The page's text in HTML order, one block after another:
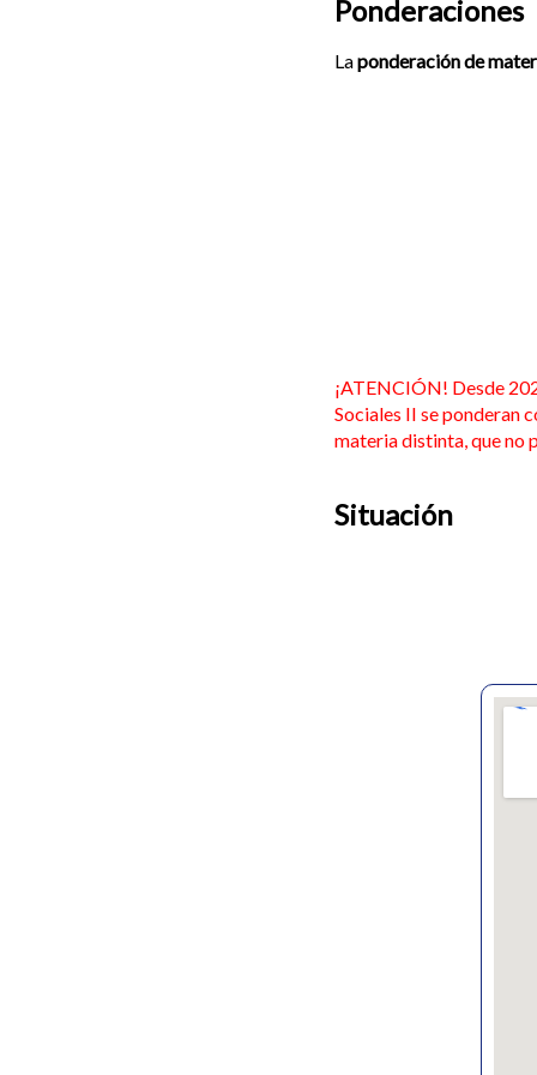
Ponderaciones
Laponderación de
¡ATENCIÓN! Desde
Sociales II se ponderan
materia distinta, que no
Situación